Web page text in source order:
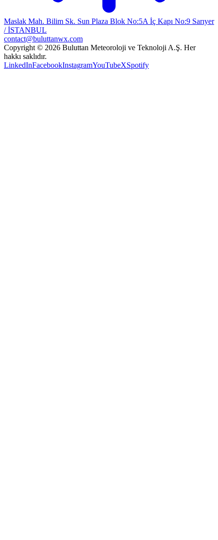
Maslak Mah. Bilim Sk. Sun Plaza Blok No:5A İç Kapı No:9 Sarıyer
/ İSTANBUL
contact@buluttanwx.com
Copyright © 2026 Buluttan Meteoroloji ve Teknoloji A.Ş. Her
hakkı saklıdır.
LinkedInFacebookInstagramYouTubeXSpotify